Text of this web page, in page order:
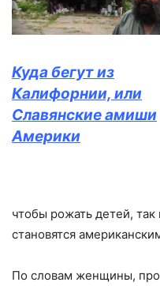
Куда бегут из
Калифорнии, или
Славянские амиши
Америки
чтобы рожать детей, так
становятся
По словам женщины,